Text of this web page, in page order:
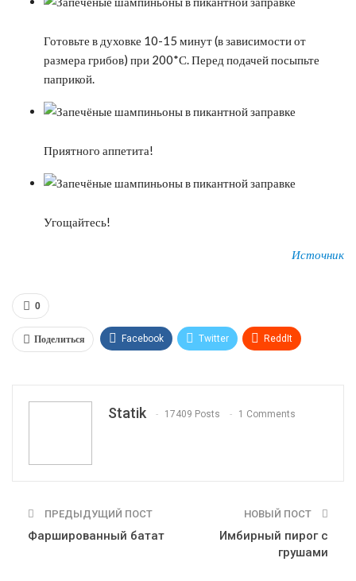
Готовьте в духовке 10-15 минут (в зависимости от
размера грибов) при 200*С. Перед подачей посыпьте
паприкой.
Приятного аппетита!
Угощайтесь!
Источник
0
Поделиться Facebook Twitter ReddIt
Statik 17409 Posts 1 Comments
ПРЕДЫДУЩИЙ ПОСТ
Фаршированный батат
НОВЫЙ ПОСТ
Имбирный пирог с
грушами